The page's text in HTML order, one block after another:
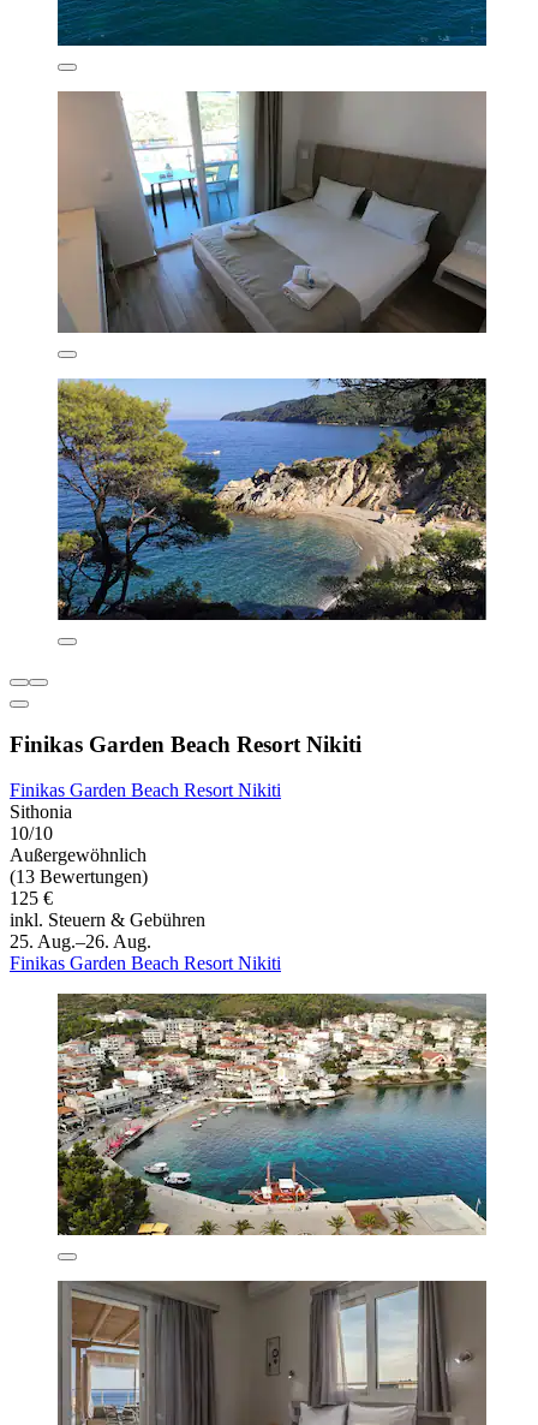
Finikas Garden Beach Resort Nikiti
Finikas Garden Beach Resort Nikiti
Sithonia
10/10
Außergewöhnlich
(13 Bewertungen)
125 €
inkl. Steuern & Gebühren
25. Aug.–26. Aug.
Finikas Garden Beach Resort Nikiti